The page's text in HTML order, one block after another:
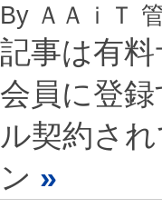
By ＡＡｉＴ
記事は有
会員に登
ル契約さ
ン »